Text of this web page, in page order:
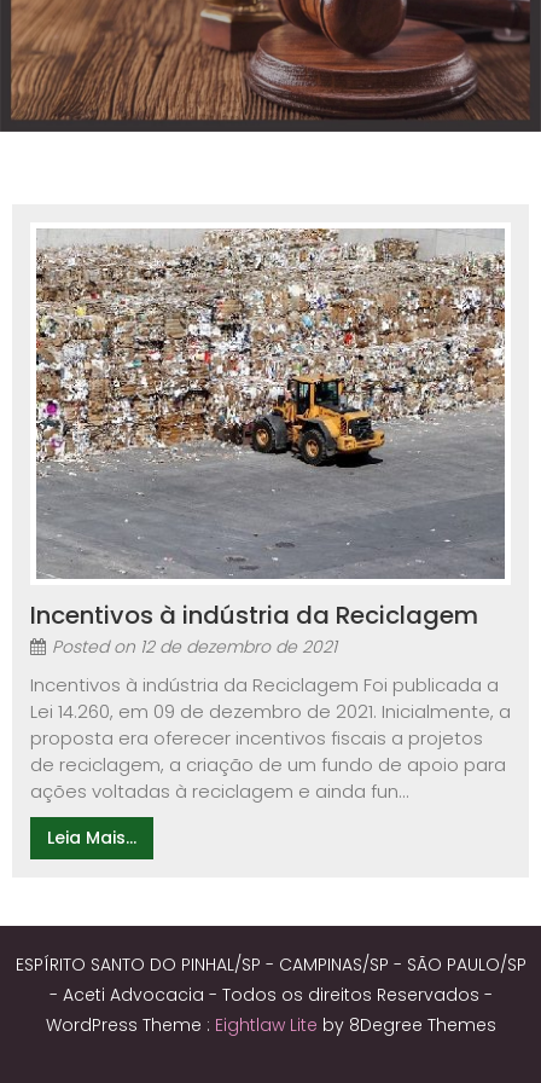
Incentivos à indústria da Reciclagem
Posted on 12 de dezembro de 2021
Incentivos à indústria da Reciclagem Foi publicada a
Lei 14.260, em 09 de dezembro de 2021. Inicialmente, a
proposta era oferecer incentivos fiscais a projetos
de reciclagem, a criação de um fundo de apoio para
ações voltadas à reciclagem e ainda fun...
Leia Mais...
ESPÍRITO SANTO DO PINHAL/SP - CAMPINAS/SP - SÃO PAULO/SP
- Aceti Advocacia - Todos os direitos Reservados -
WordPress Theme : Eightlaw Lite by 8Degree Themes